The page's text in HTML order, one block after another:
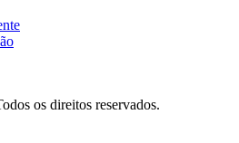
os direitos reservados.